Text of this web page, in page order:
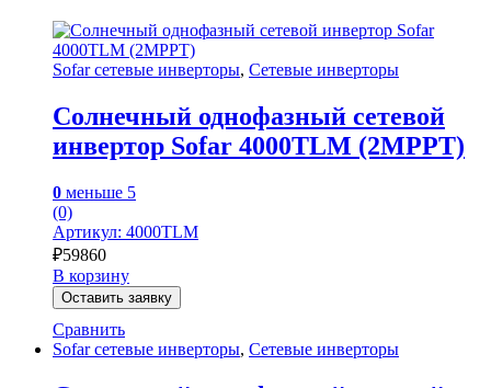
Sofar сетевые инверторы, Сетевые инверторы
Солнечный однофазный сетевой
инвертор Sofar 4000TLM (2MPPT)
0 меньше 5
(0)
Артикул: 4000TLM
₽59860
В корзину
Оставить заявку
Сравнить
Sofar сетевые инверторы, Сетевые инверторы